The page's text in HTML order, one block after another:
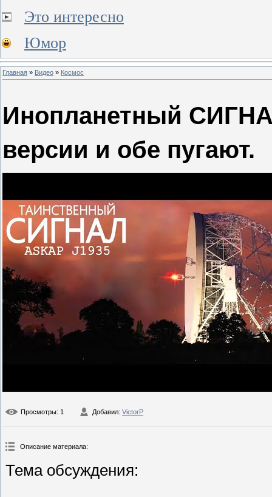
Это интересно
Юмор
Главная » Видео » Космос
Инопланетный
версии и обе пугают.
Просмотры: 1 Добавил: VictorP
Описание материала:
Тема обсуждения: